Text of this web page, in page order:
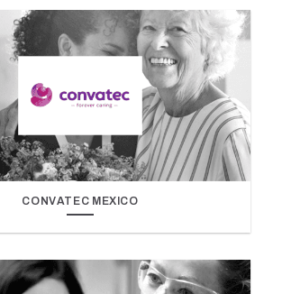
CONVATEC MEXICO